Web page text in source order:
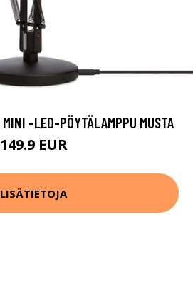
-LED-PÖYTÄLAMPPU MUSTA
149.9 EUR
LISÄTIETOJA